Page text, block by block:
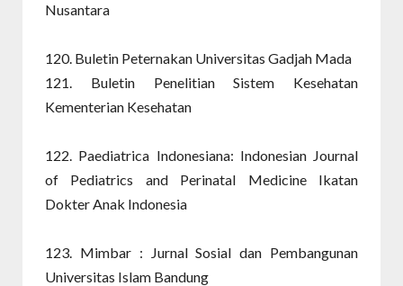
Nusantara
120. Buletin Peternakan Universitas Gadjah Mada
121. Buletin Penelitian Sistem Kesehatan
Kementerian Kesehatan
122. Paediatrica Indonesiana: Indonesian Journal
of Pediatrics and Perinatal Medicine Ikatan
Dokter Anak Indonesia
123. Mimbar : Jurnal Sosial dan Pembangunan
Universitas Islam Bandung